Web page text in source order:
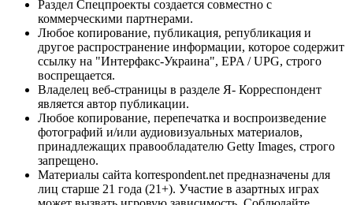
Раздел Спецпроекты создается совместно с
коммерческими партнерами.
Любое копирование, публикация, републикация и
другое распространение информации, которое содержит
ссылку на "Интерфакс-Украина", EPA / UPG, строго
воспрещается.
Владелец веб-страницы в разделе Я- Корреспондент
является автор публикации.
Любое копирование, перепечатка и воспроизведение
фотографий и/или аудиовизуальных материалов,
принадлежащих правообладателю Getty Images, строго
запрещено.
Материалы сайта korrespondent.net предназначены для
лиц старше 21 года (21+). Участие в азартных играх